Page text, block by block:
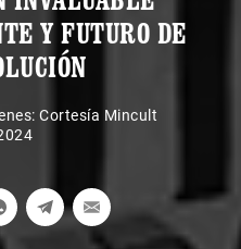
Y FUTURO DE
Cortesía Mincult